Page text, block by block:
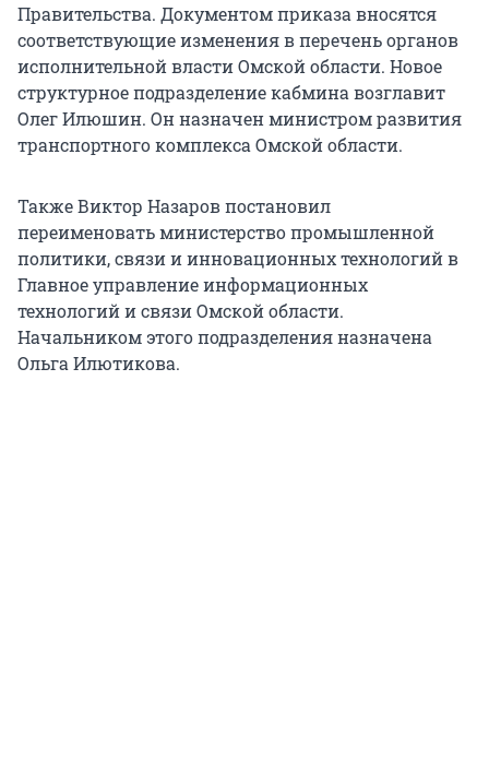
Правительства. Документом приказа вносятся
соответствующие изменения в перечень органов
исполнительной власти Омской области. Новое
структурное подразделение кабмина возглавит
Олег Илюшин. Он назначен министром развития
транспортного комплекса Омской области.
Также Виктор Назаров постановил
переименовать министерство промышленной
политики, связи и инновационных технологий в
Главное управление информационных
технологий и связи Омской области.
Начальником этого подразделения назначена
Ольга Илютикова.